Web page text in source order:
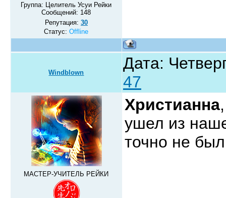
Группа: Целитель Усуи Рейки
Сообщений: 148
Репутация: 30
Статус:Offline
Windblown
Дата:
47
МАСТЕР-УЧИТЕЛЬ РЕЙКИ
Христианна
ушел из
точно не